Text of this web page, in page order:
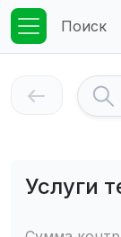
Поиск
Услуги